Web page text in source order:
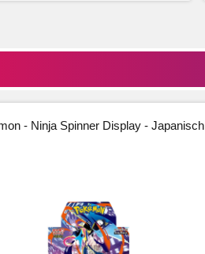
- Ninja Spinner Display - Japanisch